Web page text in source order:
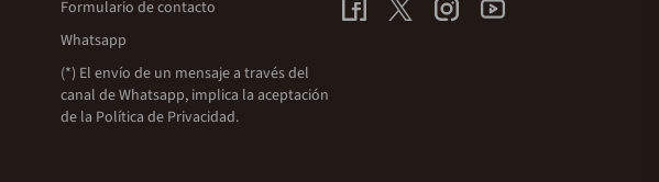
Formulario de contacto
Whatsapp
(*) El envío de un mensaje a través del
canal de Whatsapp, implica la aceptación
de la Política de Privacidad.